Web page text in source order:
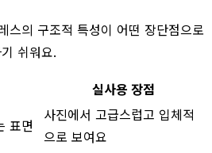
스의 구조적 특성이 어떤 장단점으로
쉬워요.
실사용 장점
표면
사진에서 고급스럽고 입체적
으로 보여요